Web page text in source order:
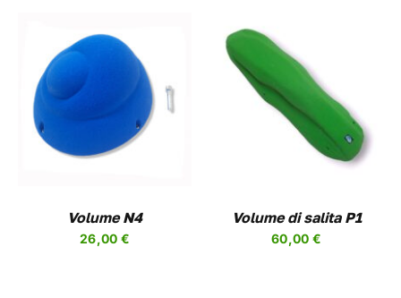
PRODOTTO
Volume N4
26,00 €
SCEGLI
QUESTO
PRODOTTO
HA
PIÙ
OPZIONI
POSSONO
ESSERE
DETAILS
Volume di salita P1
60,00 €